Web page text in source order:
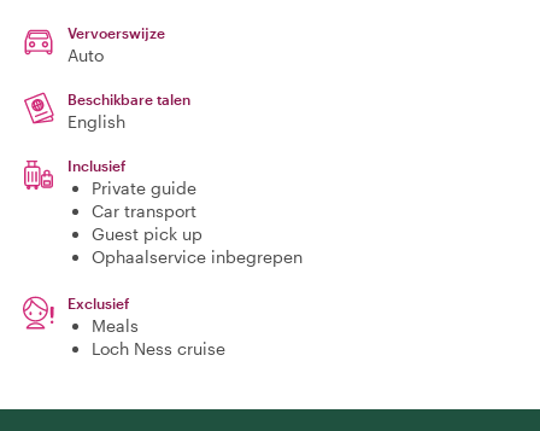
Vervoerswijze
Auto
Beschikbare talen
English
Inclusief
Private guide
Car transport
Guest pick up
Ophaalservice inbegrepen
Exclusief
Meals
Loch Ness cruise